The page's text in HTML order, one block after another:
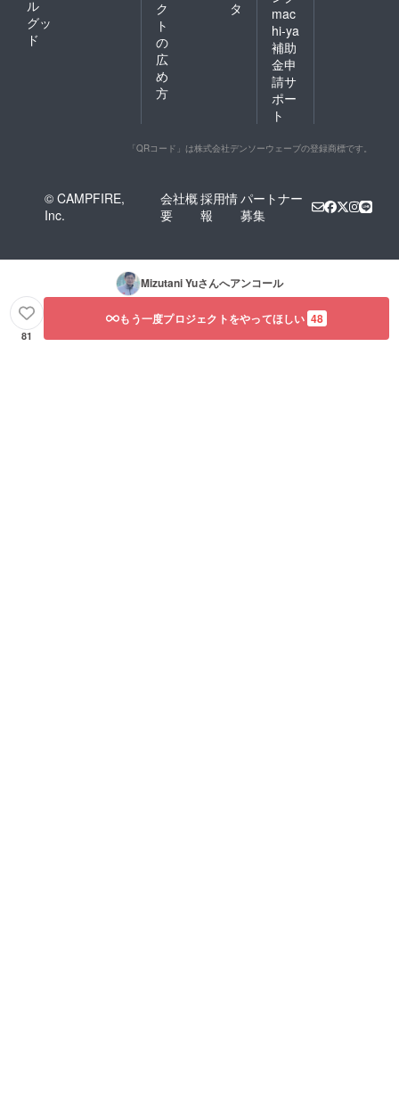
ル
グッ
ド
ク
ト
の
広
め
方
タ
mac
hi-ya
補助
金申
請サ
ポー
ト
「QRコード」は株式会社デンソーウェーブの登録商標です。
© CAMPFIRE,
Inc.
会社概
要
採用情
報
パートナー
募集
Mizutani Yuさんへアンコール
81
もう一度プロジェクトをやってほしい 48